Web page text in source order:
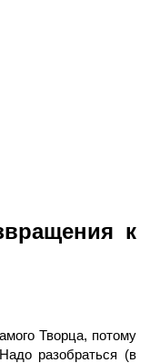
к
Творца, потому
разобраться (в